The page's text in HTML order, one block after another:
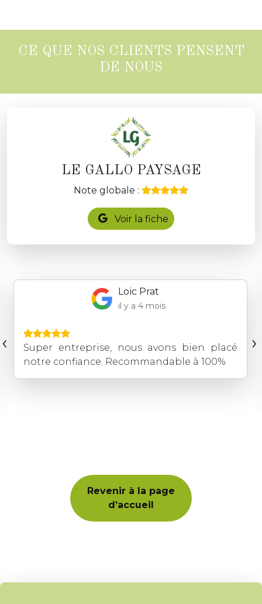
CE QUE NOS CLIENTS PENSENT
DE NOUS
LE GALLO PAYSAGE
Note globale :
Voir la fiche
Entreprise sérieuse et professionnelle.
Nous l'avons fait intervenir pour de
l'élagage et pour la construction d'une
‹ ›
Revenir à la page
d’accueil